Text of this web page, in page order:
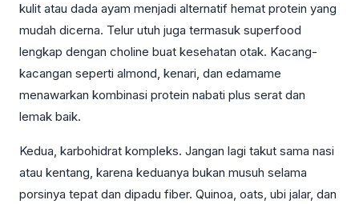
kulit atau dada ayam menjadi alternatif hemat protein yang
mudah dicerna. Telur utuh juga termasuk superfood
lengkap dengan choline buat kesehatan otak. Kacang-
kacangan seperti almond, kenari, dan edamame
menawarkan kombinasi protein nabati plus serat dan
lemak baik.
Kedua, karbohidrat kompleks. Jangan lagi takut sama nasi
atau kentang, karena keduanya bukan musuh selama
porsinya tepat dan dipadu fiber. Quinoa, oats, ubi jalar, dan